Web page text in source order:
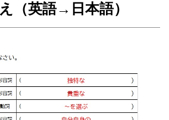
（英語→日本語）